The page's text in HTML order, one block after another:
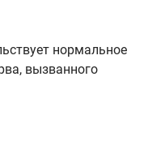
нормальное
вызванного